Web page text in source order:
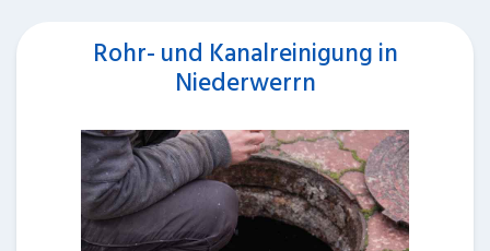
Rohr- und Kanalreinigung in
Niederwerrn